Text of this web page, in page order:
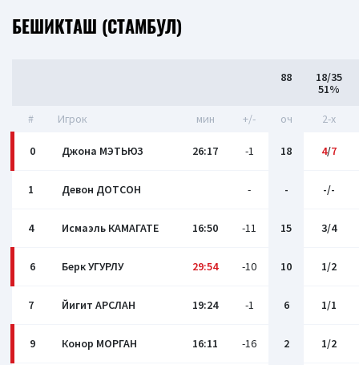
БЕШИКТАШ (СТАМБУЛ)
88
18/35
51%
# Игрок мин +/- оч 2-x
0 Джона МЭТЬЮЗ 26:17 -1 18 4/7
1 Девон ДОТСОН - - -/-
4 Исмаэль КАМАГАТЕ 16:50 -11 15 3/4
6 Берк УГУРЛУ 29:54 -10 10 1/2
7 Йигит АРСЛАН 19:24 -1 6 1/1
9 Конор МОРГАН 16:11 -16 2 1/2